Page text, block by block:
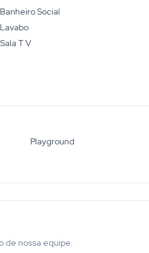
Banheiro Social
Lavabo
Sala T V
Playground
de nossa equipe.